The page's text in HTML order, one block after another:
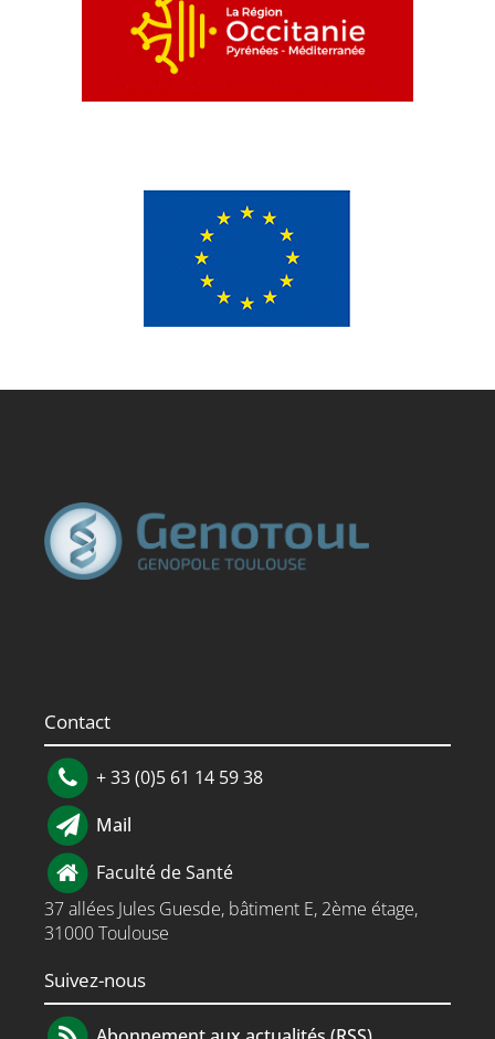
Contact
+ 33 (0)5 61 14 59 38
Mail
Faculté de Santé
37 allées Jules Guesde, bâtiment E, 2ème étage,
31000 Toulouse
Suivez-nous